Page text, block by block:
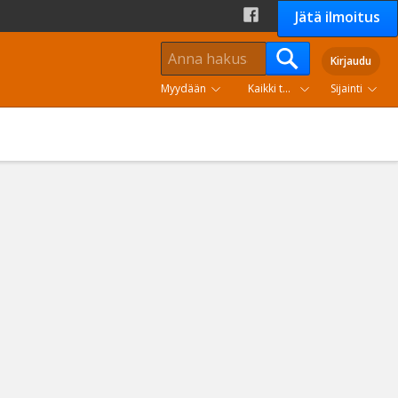
Jätä ilmoitus
Kirjaudu
Myydään
Kaikki tuoteryhmät Sijainti